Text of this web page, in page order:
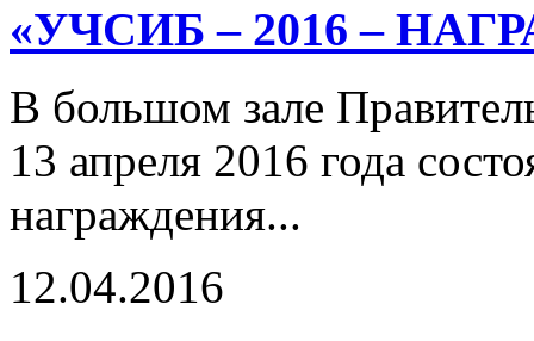
«УЧСИБ – 2016 –
В большом зале
13 апреля 2016 года
награждения...
12.04.2016